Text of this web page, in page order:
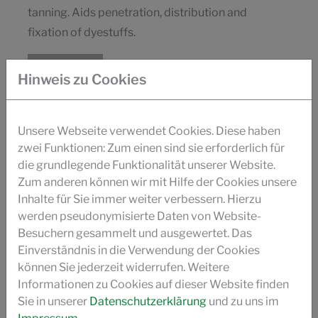
tanning. Aids penetration, distribution and
fixation of dyestuffs.
Composition:Phenolic based syntan
Active Substance: > 93 %
Charge: anionic
pH:3,0 - 5,0
Appearance:
White powder
Short Description: Multi-purpose white syntan
with very good light fastness and heat
resistance. Increases whiteness of chrome
leather with good fullness and tightness.
Hinweis zu Cookies
Unsere Webseite verwendet Cookies. Diese haben
zwei Funktionen: Zum einen sind sie erforderlich für
die grundlegende Funktionalität unserer Website.
Zum anderen können wir mit Hilfe der Cookies unsere
Inhalte für Sie immer weiter verbessern. Hierzu
werden pseudonymisierte Daten von Website-
Besuchern gesammelt und ausgewertet. Das
Einverständnis in die Verwendung der Cookies
können Sie jederzeit widerrufen. Weitere
Informationen zu Cookies auf dieser Website finden
Sie in unserer Datenschutzerklärung und zu uns im